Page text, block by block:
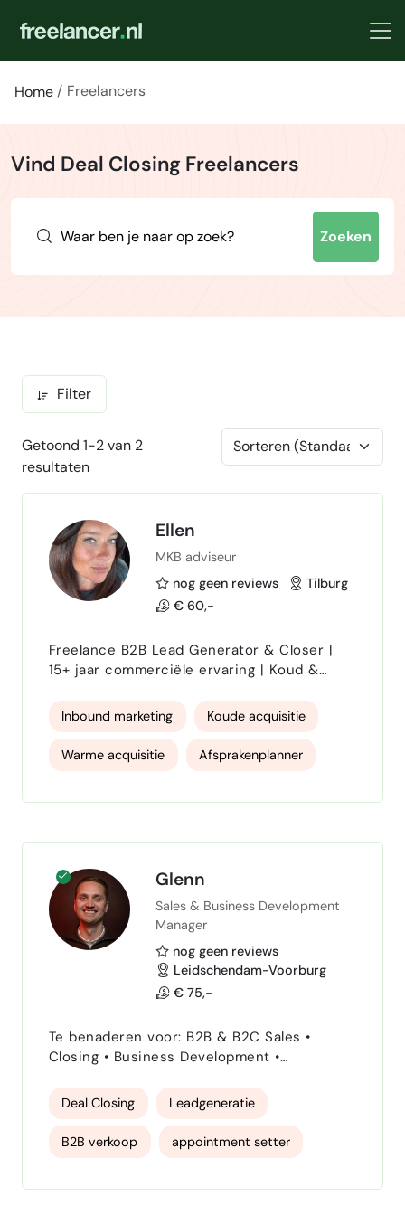
Home Freelancers
Vind Deal Closing Freelancers
Zoeken
Filter
Getoond 1-2 van 2
resultaten
Ellen
MKB adviseur
nog geen reviews
Tilburg
€ 60,-
Freelance B2B Lead Generator & Closer |
15+ jaar commerciële ervaring | Koud &
professional met ruim 15 jaar ervaring
binnen de financiële sector, onder andere
bij ING en Rabobank. In deze rollen heb ik
uitgebreide ervaring opgedaan met
omzetten van commerciële kansen in
inbound…
Inbound marketing Koude acquisitie
Warme acquisitie Afsprakenplanner
Glenn
Sales & Business Development
Manager
nog geen reviews
Leidschendam-Voorburg
€ 75,-
Te benaderen voor: B2B & B2C Sales •
Closing • Business Development •
Business Development professional met 10+
jaar ervaring in B2B sales en commerciële
strategie, actief over MKB, mid-market en
enterprise segmenten. Bouwt hoogwaardige
betrokken bij complexe deals — met
Deal Closing Leadgeneratie
B2B verkoop appointment setter